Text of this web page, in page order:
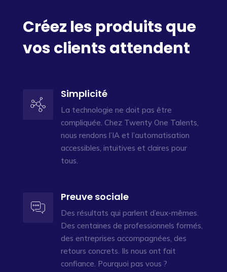
Créez les produits que
vos clients attendent
Simplicité
La technologie ne doit pas être
compliquée. Chez Twenty One Talents,
nous rendons l’IA et l’automatisation
accessibles, intuitives et claires pour
tous.
Preuve sociale
Des résultats qui parlent d’eux-mêmes.
Des centaines de professionnels formés,
des entreprises accompagnées, des
retours concrets. Ils nous ont fait
confiance. Pourquoi pas vous ?